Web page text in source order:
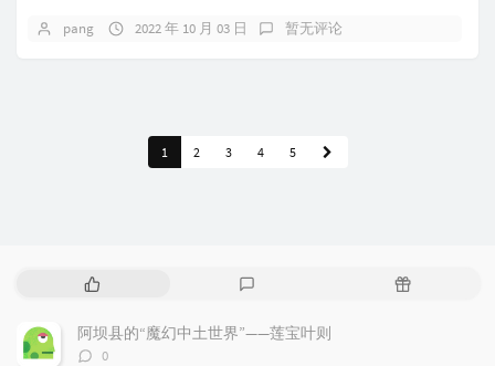
pang 2022 年 10 月 03 日 暂无评论
1 2 3 4 5
热
文
章
随
阿坝县的“魔幻中土世界”——莲宝叶则
评
0